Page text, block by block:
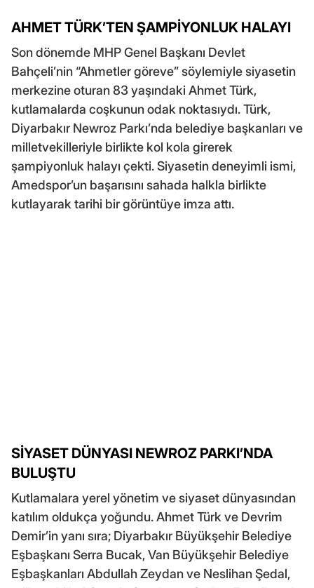
AHMET TÜRK’TEN ŞAMPİYONLUK HALAYI
Son dönemde MHP Genel Başkanı Devlet
Bahçeli’nin “Ahmetler göreve” söylemiyle siyasetin
merkezine oturan 83 yaşındaki Ahmet Türk,
kutlamalarda coşkunun odak noktasıydı. Türk,
Diyarbakır Newroz Parkı’nda belediye başkanları ve
milletvekilleriyle birlikte kol kola girerek
şampiyonluk halayı çekti. Siyasetin deneyimli ismi,
Amedspor’un başarısını sahada halkla birlikte
kutlayarak tarihi bir görüntüye imza attı.
SİYASET DÜNYASI NEWROZ PARKI’NDA
BULUŞTU
Kutlamalara yerel yönetim ve siyaset dünyasından
katılım oldukça yoğundu. Ahmet Türk ve Devrim
Demir’in yanı sıra; Diyarbakır Büyükşehir Belediye
Eşbaşkanı Serra Bucak, Van Büyükşehir Belediye
Eşbaşkanları Abdullah Zeydan ve Neslihan Şedal,